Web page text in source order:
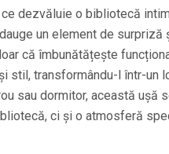
dezvăluie o bibliotecă
un element de
că îmbunătățește
stil, transformându-l într-un
sau dormitor, această ușă
ci și o atmosferă